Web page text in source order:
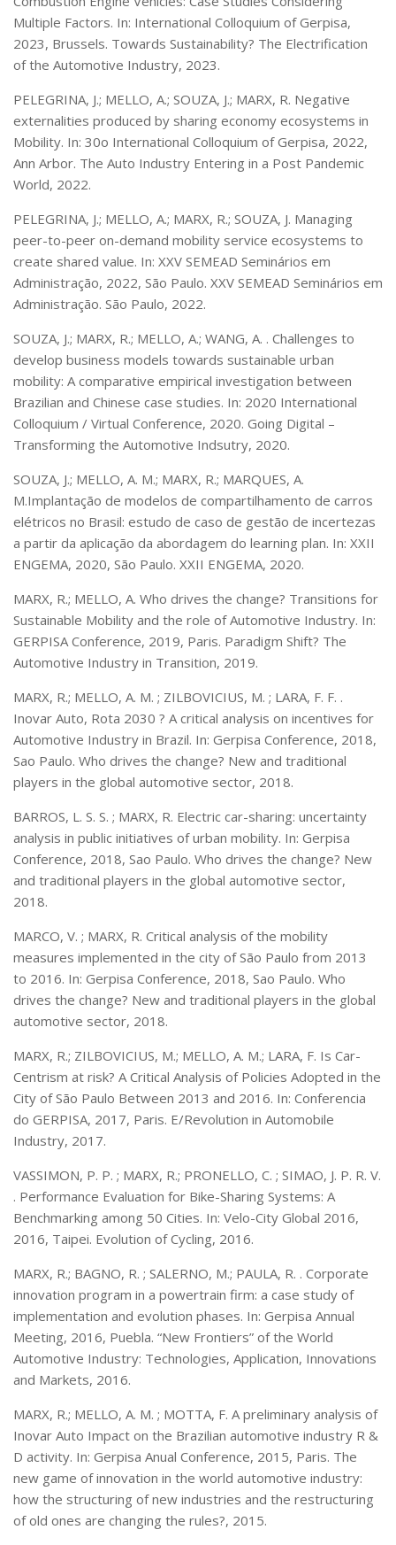
Multiple Factors. In: International Colloquium of Gerpisa,
2023, Brussels. Towards Sustainability? The Electrification
of the Automotive Industry, 2023.
PELEGRINA, J.; MELLO, A.; SOUZA, J.; MARX, R. Negative
externalities produced by sharing economy ecosystems in
Mobility. In: 30o International Colloquium of Gerpisa, 2022,
Ann Arbor. The Auto Industry Entering in a Post Pandemic
World, 2022.
PELEGRINA, J.; MELLO, A.; MARX, R.; SOUZA, J. Managing
peer-to-peer on-demand mobility service ecosystems to
create shared value. In: XXV SEMEAD Seminários em
Administração, 2022, São Paulo. XXV SEMEAD Seminários em
Administração. São Paulo, 2022.
SOUZA, J.; MARX, R.; MELLO, A.; WANG, A. . Challenges to
develop business models towards sustainable urban
mobility: A comparative empirical investigation between
Brazilian and Chinese case studies. In: 2020 International
Colloquium / Virtual Conference, 2020. Going Digital –
Transforming the Automotive Indsutry, 2020.
SOUZA, J.; MELLO, A. M.; MARX, R.; MARQUES, A.
M.Implantação de modelos de compartilhamento de carros
elétricos no Brasil: estudo de caso de gestão de incertezas
a partir da aplicação da abordagem do learning plan. In: XXII
ENGEMA, 2020, São Paulo. XXII ENGEMA, 2020.
MARX, R.; MELLO, A. Who drives the change? Transitions for
Sustainable Mobility and the role of Automotive Industry. In:
GERPISA Conference, 2019, Paris. Paradigm Shift? The
Automotive Industry in Transition, 2019.
MARX, R.; MELLO, A. M. ; ZILBOVICIUS, M. ; LARA, F. F. .
Inovar Auto, Rota 2030 ? A critical analysis on incentives for
Automotive Industry in Brazil. In: Gerpisa Conference, 2018,
Sao Paulo. Who drives the change? New and traditional
players in the global automotive sector, 2018.
BARROS, L. S. S. ; MARX, R. Electric car-sharing: uncertainty
analysis in public initiatives of urban mobility. In: Gerpisa
Conference, 2018, Sao Paulo. Who drives the change? New
and traditional players in the global automotive sector,
2018.
MARCO, V. ; MARX, R. Critical analysis of the mobility
measures implemented in the city of São Paulo from 2013
to 2016. In: Gerpisa Conference, 2018, Sao Paulo. Who
drives the change? New and traditional players in the global
automotive sector, 2018.
MARX, R.; ZILBOVICIUS, M.; MELLO, A. M.; LARA, F. Is Car-
Centrism at risk? A Critical Analysis of Policies Adopted in the
City of São Paulo Between 2013 and 2016. In: Conferencia
do GERPISA, 2017, Paris. E/Revolution in Automobile
Industry, 2017.
VASSIMON, P. P. ; MARX, R.; PRONELLO, C. ; SIMAO, J. P. R. V.
. Performance Evaluation for Bike-Sharing Systems: A
Benchmarking among 50 Cities. In: Velo-City Global 2016,
2016, Taipei. Evolution of Cycling, 2016.
MARX, R.; BAGNO, R. ; SALERNO, M.; PAULA, R. . Corporate
innovation program in a powertrain firm: a case study of
implementation and evolution phases. In: Gerpisa Annual
Meeting, 2016, Puebla. “New Frontiers” of the World
Automotive Industry: Technologies, Application, Innovations
and Markets, 2016.
MARX, R.; MELLO, A. M. ; MOTTA, F. A preliminary analysis of
Inovar Auto Impact on the Brazilian automotive industry R &
D activity. In: Gerpisa Anual Conference, 2015, Paris. The
new game of innovation in the world automotive industry:
how the structuring of new industries and the restructuring
of old ones are changing the rules?, 2015.